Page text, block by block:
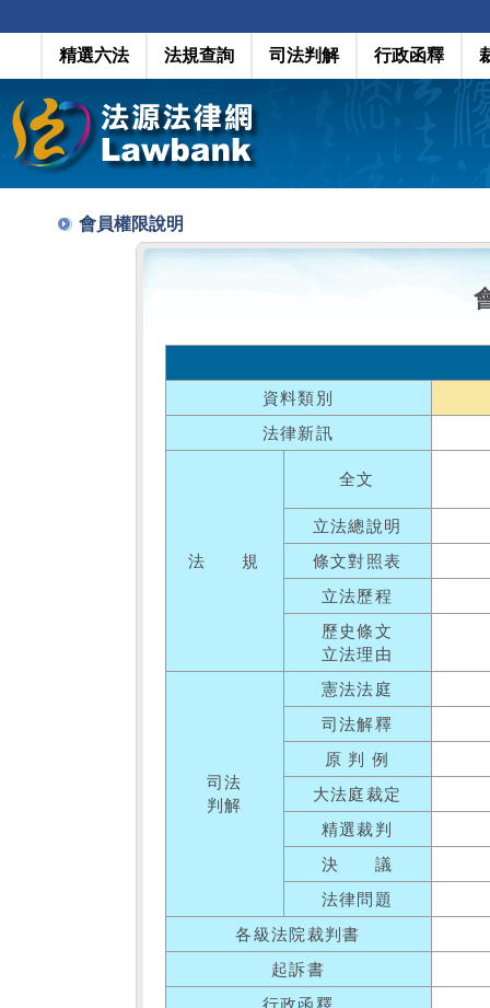
精選六法 法規查詢 司法判解 行政函釋
會員權限說明
資料類別
法律新訊
法 規
全文
立法總說明
條文對照表
立法歷程
歷史條文
立法理由
司法
判解
憲法法庭
司法解釋
原 判 例
大法庭裁定
精選裁判
決 議
法律問題
各級法院裁判書
起訴書
行政函釋